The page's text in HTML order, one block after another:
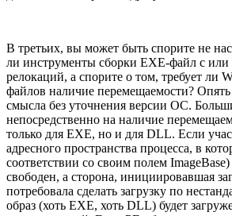
В третьих, вы может быть спорите не
ли инструменты сборки EXE-файл с или
релокаций, а спорите о том, требует ли
файлов наличие перемещаемости?
смысла без уточнения версии ОС.
непосредственно на наличие
только для EXE, но и для DLL. Если
адресного пространства процесса, в
соответствии со своим полем
свободен, а сторона, инициировавшая
потребовала сделать загрузку по
образ (хоть EXE, хоть DLL) будет